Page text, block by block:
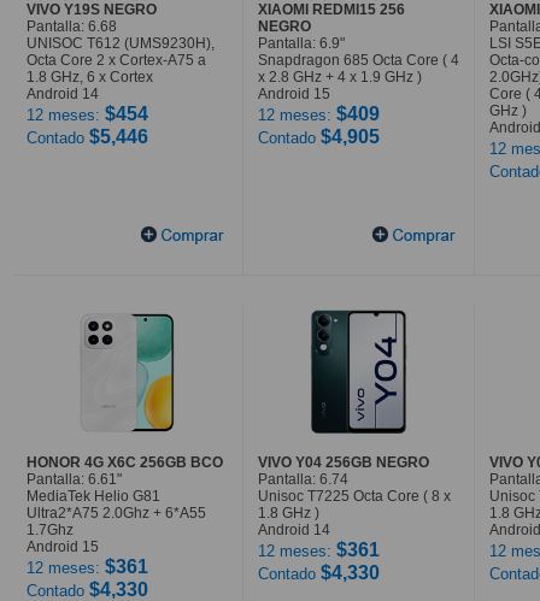
VIVO Y19S NEGRO
Pantalla: 6.68
UNISOC T612 (UMS9230H),
Octa Core 2 x Cortex-A75 a
1.8 GHz, 6 x Cortex
Android 14
12 meses: $454
Contado $5,446
XIAOMI REDMI15 256
NEGRO
Pantalla: 6.9"
Snapdragon 685 Octa Core ( 4
x 2.8 GHz + 4 x 1.9 GHz )
Android 15
12 meses: $409
Contado $4,905
LSI
Octa-
Core (
GHz )
12
HONOR 4G X6C 256GB BCO
Pantalla: 6.61"
MediaTek Helio G81
Ultra2*A75 2.0Ghz + 6*A55
1.7Ghz
Android 15
12 meses: $361
Contado $4,330
VIVO Y04 256GB NEGRO
Pantalla: 6.74
Unisoc T7225 Octa Core ( 8 x
1.8 GHz )
Android 14
12 meses: $361
Contado $4,330
VIVO
Unisoc
1.8
12